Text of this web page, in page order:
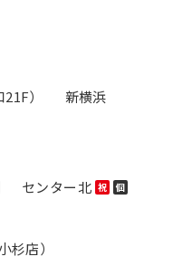
）
新横浜
センター北 祝 個
杉店）